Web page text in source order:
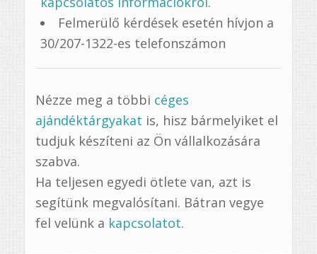
Felmerülő kérdések esetén hívjon a
30/207-1322-es telefonszámon
Nézze meg a többi céges
ajándéktárgyakat is, hisz bármelyiket el
tudjuk készíteni az Ön vállalkozására
szabva.
Ha teljesen egyedi ötlete van, azt is
segítünk megvalósítani. Bátran vegye
fel velünk a kapcsolatot.